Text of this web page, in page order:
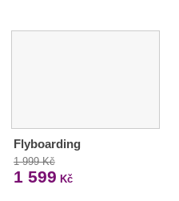
Flyboarding
1 999 Kč
1 599 Kč